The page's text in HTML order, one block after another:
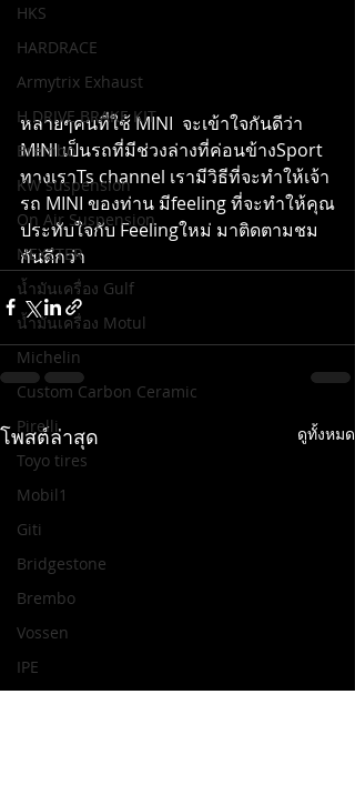
HKS
HARDRACE
Armytrix Exhaust
H.DRIVE BRAKE KIT
Brembo
KW suspension
On Air Suspension
NEXZTER
น้ำมันเครื่อง Gulf
น้ำมันเครื่อง Motul
Michelin
Custom Carbon Ceramic
Pirelli
Toyo tires
Mobil1
Giti
Bridgestone
Brembo
Vossen
IPE
หลายๆคนที่ใช้ MINI  จะเข้าใจกันดีว่า
MINI เป็นรถที่มีช่วงล่างที่ค่อนข้างSport
ทางเราTs channel เรามีวิธีที่จะทำให้เจ้า
รถ MINI ของท่าน มีfeeling ที่จะทำให้คุณ
ประทับใจกับ Feelingใหม่ มาติดตามชม
กันดีกว่า
โพสต์ล่าสุด ดูทั้งหมด